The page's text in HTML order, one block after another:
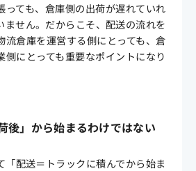
っても、倉庫側の出荷が遅れていれ
ません。だからこそ、配送の流れを
流倉庫を運営する側にとっても、倉
側にとっても重要なポイントになり
後」から始まるわけではない
「配送＝トラックに積んでから始ま